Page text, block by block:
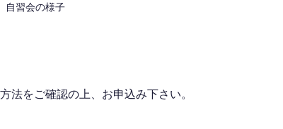
自習会の様子
法をご確認の上、お申込み下さい。